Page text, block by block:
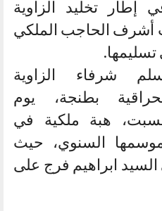
إطار تخليد الزاوية
أشرف الحاجب الملكي
شرفاء الزاوية
بطنجة، يوم
هبة ملكية في
السنوي، حيث
ابراهيم فرج على